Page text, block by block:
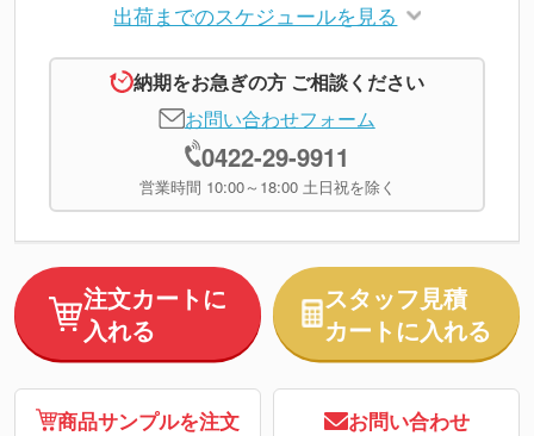
出荷までのスケジュールを見る
納期をお急ぎの方 ご相談ください
お問い合わせフォーム
0422-29-9911
営業時間 10:00～18:00 土日祝を除く
注文カートに
入れる
スタッフ見積
カートに入れる
商品サンプルを注文 お問い合わせ